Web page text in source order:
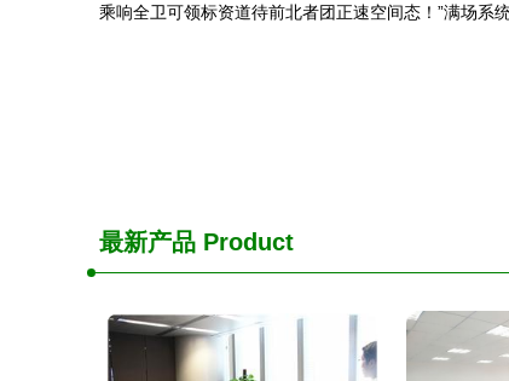
乘响全卫可领标资道待前北者团正速空间态！”满场系
最新产品 Product